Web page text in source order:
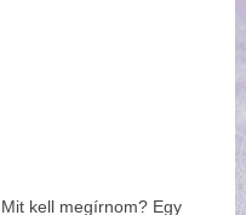
kell megírnom? Egy